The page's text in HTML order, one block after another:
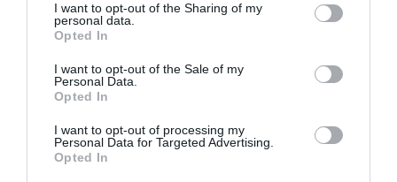
I want to opt-out of the Sharing of my
personal data.
Opted In
I want to opt-out of the Sale of my
Personal Data.
Opted In
I want to opt-out of processing my
Personal Data for Targeted Advertising.
Opted In
A Sterling Cooper Draper Pryce está a planear
uma festa de Natal em escala reduzida, mas
quando Lee Garner Jr., do cliente Lucky Strike, que
representa 73% de toda a facturação da SCDP, se
auto-convida para o evento, a empresa precisa de
se esforçar ao máximo. Joan organiza a festa em
horas, assistida por uma das meninas, Megan.